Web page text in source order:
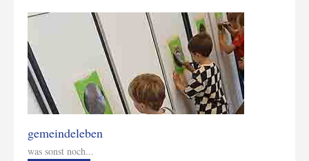
gemeindeleben
was sonst noch...